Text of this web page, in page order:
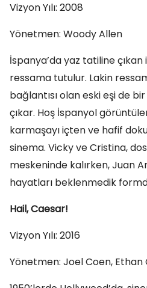
Vizyon Yılı: 2008
Yönetmen: Woody Allen
İspanya’da yaz tatiline çıkan
ressama tutulur. Lakin
bağlantısı olan eski eşi de
çıkar. Hoş İspanyol
karmaşayı içten ve hafif
sinema. Vicky ve Cristina,
meskeninde kalırken, Juan
hayatları beklenmedik
Hail, Caesar!
Vizyon Yılı: 2016
Yönetmen: Joel Coen, Ethan